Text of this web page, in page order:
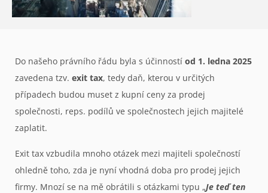
Do našeho právního řádu byla s účinností od 1. ledna 2025
zavedena tzv. exit tax, tedy daň, kterou v určitých
případech budou muset z kupní ceny za prodej
společnosti, reps. podílů ve společnostech jejich majitelé
zaplatit.
Exit tax vzbudila mnoho otázek mezi majiteli společností
ohledně toho, zda je nyní vhodná doba pro prodej jejich
firmy. Mnozí se na mě obrátili s otázkami typu „Je teď ten